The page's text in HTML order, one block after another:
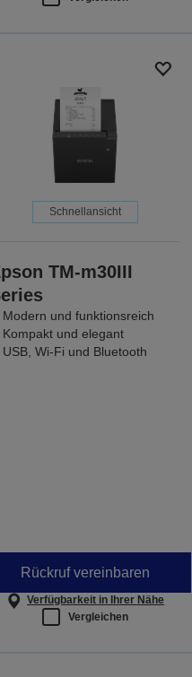
Schnellansicht
TM-m30III
Modern und funktionsreich
Kompakt und elegant
USB, Wi-Fi und Bluetooth
Rückruf vereinbaren
Verfügbarkeit in Ihrer Nähe
Vergleichen